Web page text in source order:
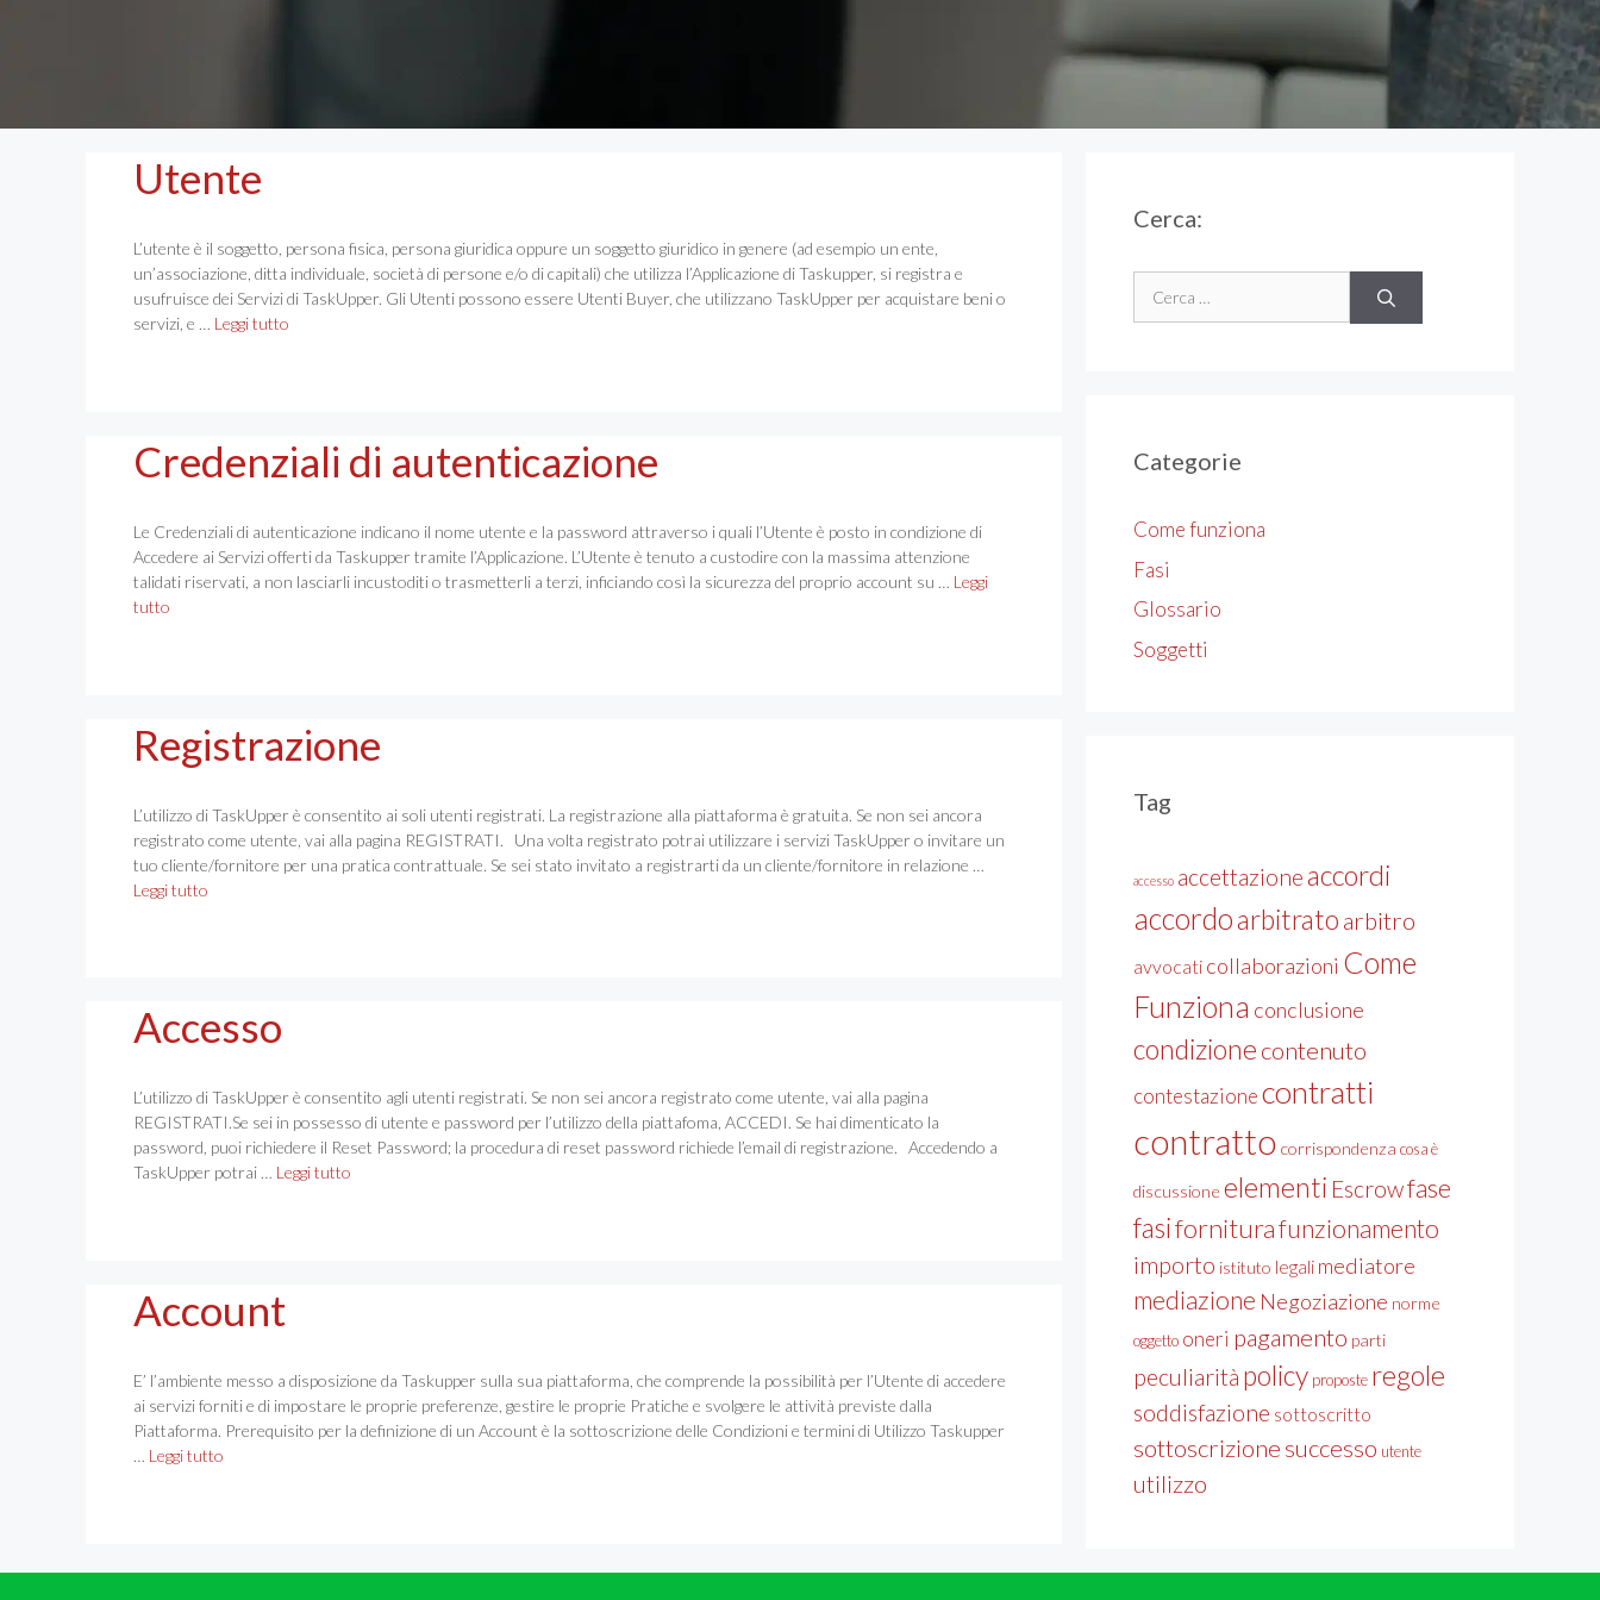
Utente
L’utente è il soggetto, persona fisica, persona giuridica oppure un soggetto giuridico in genere (ad esempio un ente,
un’associazione, ditta individuale, società di persone e/o di capitali) che utilizza l’Applicazione di Taskupper, si registra e
usufruisce dei Servizi di TaskUpper. Gli Utenti possono essere Utenti Buyer, che utilizzano TaskUpper per acquistare beni o
servizi, e … Leggi tutto
Credenziali di autenticazione
Le Credenziali di autenticazione indicano il nome utente e la password attraverso i quali l’Utente è posto in condizione di
Accedere ai Servizi offerti da Taskupper tramite l’Applicazione. L’Utente è tenuto a custodire con la massima attenzione
talidati riservati, a non lasciarli incustoditi o trasmetterli a terzi, inficiando così la sicurezza del proprio account su … Leggi
tutto
Registrazione
L’utilizzo di TaskUpper è consentito ai soli utenti registrati. La registrazione alla piattaforma è gratuita. Se non sei ancora
registrato come utente, vai alla pagina REGISTRATI. Una volta registrato potrai utilizzare i servizi TaskUpper o invitare un
tuo cliente/fornitore per una pratica contrattuale. Se sei stato invitato a registrarti da un cliente/fornitore in relazione …
Leggi tutto
Accesso
L’utilizzo di TaskUpper è consentito agli utenti registrati. Se non sei ancora registrato come utente, vai alla pagina
REGISTRATI.Se sei in possesso di utente e password per l’utilizzo della piattafoma, ACCEDI. Se hai dimenticato la
password, puoi richiedere il Reset Password; la procedura di reset password richiede l’email di registrazione. Accedendo a
TaskUpper potrai … Leggi tutto
Account
E’ l’ambiente messo a disposizione da Taskupper sulla sua piattaforma, che comprende la possibilità per l’Utente di accedere
ai servizi forniti e di impostare le proprie preferenze, gestire le proprie Pratiche e svolgere le attività previste dalla
Piattaforma. Prerequisito per la definizione di un Account è la sottoscrizione delle Condizioni e termini di Utilizzo Taskupper
… Leggi tutto
Cerca:
Categorie
Come funziona
Fasi
Glossario
Soggetti
Tag
accesso accettazioneaccordi
accordoarbitrato arbitro
avvocati collaborazioni Come
Funziona conclusione
condizione contenuto
contestazionecontratti
contratto corrispondenza cosa è
discussione elementi Escrowfase
fasiforniturafunzionamento
importo istituto legali mediatore
mediazione Negoziazione norme
oggetto oneri pagamento parti
peculiarità policy proposte regole
soddisfazione sottoscritto
sottoscrizione successo utente
utilizzo